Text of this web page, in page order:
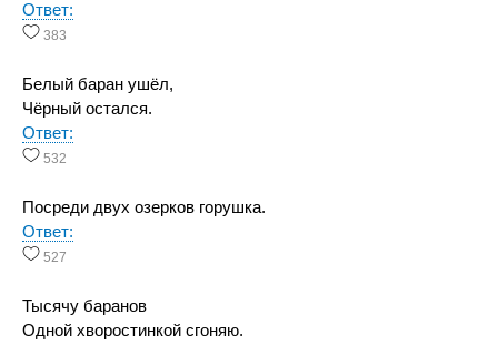
Ответ:
383
Белый баран ушёл,
Чёрный остался.
Ответ:
532
Посреди двух озерков горушка.
Ответ:
527
Тысячу баранов
Одной хворостинкой сгоняю.